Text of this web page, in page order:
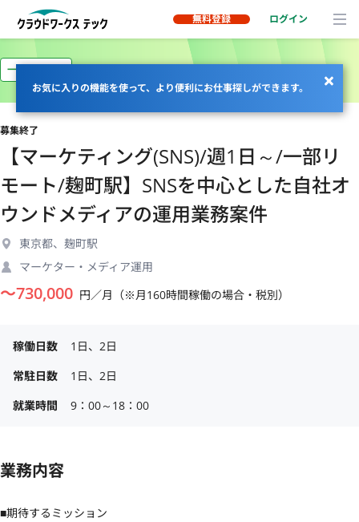
無料登録 ログイン
お気に入りの機能を使って、より便利にお仕事探しができます。
一部リモート
募集終了
【マーケティング(SNS)/週1日～/一部リ
モート/麹町駅】SNSを中心とした自社オ
ウンドメディアの運用業務案件
東京都、麹町駅
マーケター・メディア運用
〜730,000 円／月（※月160時間稼働の場合・税別）
稼働日数
1日、2日
常駐日数
1日、2日
就業時間
9：00～18：00
業務内容
■期待するミッション